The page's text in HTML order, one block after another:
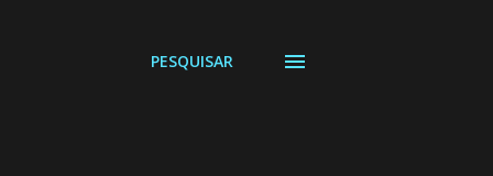
PESQUISAR